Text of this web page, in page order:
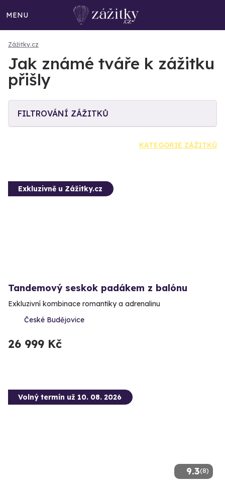
MENU
Zážitky.cz
Jak známé tváře k zážitku
přišly
FILTROVÁNÍ ZÁŽITKŮ
KATEGORIE ZÁŽITKŮ
Exkluzivně u Zážitky.cz
Tandemový seskok padákem z balónu
Exkluzivní kombinace romantiky a adrenalinu
České Budějovice
26 999 Kč
9.3(8)
Volný termín už 10. 08. 2026